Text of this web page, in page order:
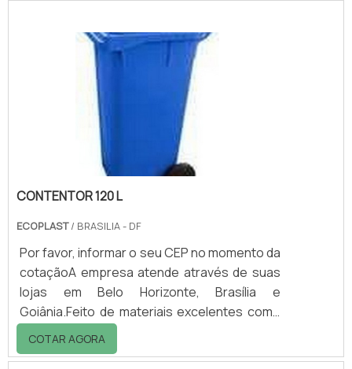
polietileno, não oxidam e não apresentam
vazamentos para aqueles que optam pelo
seu uso! Além de serem leves, o que facilita a
logística e transporte, apesar de serem
extremamente resistentes.Vantagens Maior
vida útil, suportando.
CONTENTOR 120 L
ECOPLAST/ BRASILIA - DF
Por favor, informar o seu CEP no momento da
cotaçãoA empresa atende através de suas
lojas em Belo Horizonte, Brasília e
Goiânia.Feito de materiais excelentes como
polietileno de alta densidade, aditivado
contra ação dos raios UV, o contentor 120 l é
COTAR AGORA